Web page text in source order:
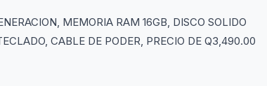
MEMORIA RAM 16GB, DISCO SOLIDO
CABLE DE PODER, PRECIO DE Q3,490.00